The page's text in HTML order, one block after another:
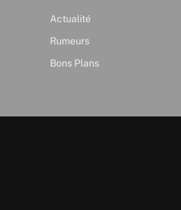
Actualité
Rumeurs
Bons Plans